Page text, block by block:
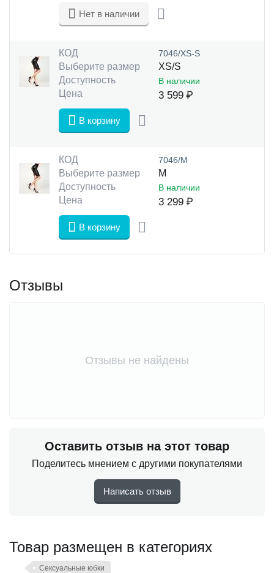
Нет в наличии
КОД 7046/XS-S
Выберите размер
XS/S
Доступность
В наличии
Цена 3 599 ₽
В корзину
КОД 7046/М
Выберите размер
M
Доступность
В наличии
Цена 3 299 ₽
В корзину
Отзывы
Отзывы не найдены
Оставить отзыв на этот товар
Поделитесь мнением с другими покупателями
Написать отзыв
Товар размещен в категориях
Сексуальные юбки